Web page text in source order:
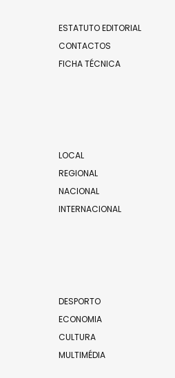
ESTATUTO EDITORIAL
CONTACTOS
FICHA TÉCNICA
LOCAL
REGIONAL
NACIONAL
INTERNACIONAL
DESPORTO
ECONOMIA
CULTURA
MULTIMÉDIA